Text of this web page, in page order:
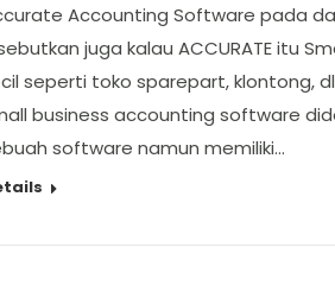
Accounting Software pada
juga kalau ACCURATE itu
seperti toko sparepart, klontong,
business accounting software
software namun memiliki…